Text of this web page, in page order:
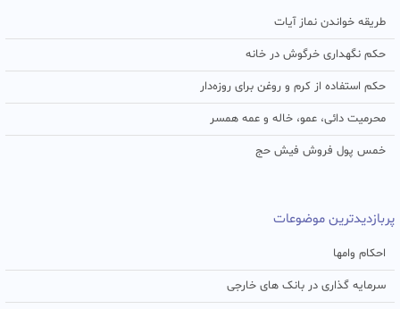
طریقه خواندن نماز آیات
حکم نگهداری خرگوش در خانه
حکم استفاده از کرم و روغن برای روزه‌دار
محرمیت دائی، عمو، خاله و عمه همسر
خمس پول فروش فیش حج
پربازدیدترین موضوعات
احکام وامها
سرمایه گذاری در بانک های خارجی